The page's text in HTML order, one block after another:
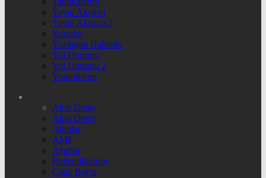
Yayın Akışları
Yayın Akışları 2
Yazarlar
Yazdığım Haberler
Yol Durumu
Yol Durumu 2
Yorumlarım
Altın Detay
Altın Detay
Altınlar
AMP
Ayarlar
Beğendiklerim
Canlı Borsa